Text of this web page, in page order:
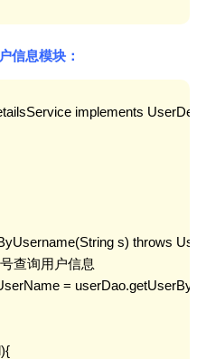
息模块：
implements
s) throws
号查询用户信息
=